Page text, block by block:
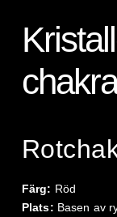
Färg: Röd
Plats: Basen av